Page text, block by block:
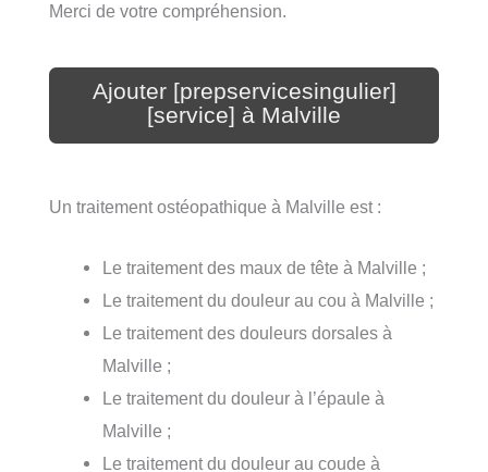
Merci de votre compréhension.
Ajouter [prepservicesingulier]
[service] à Malville
Un traitement ostéopathique à Malville est :
Le traitement des maux de tête à Malville ;
Le traitement du douleur au cou à Malville ;
Le traitement des douleurs dorsales à
Malville ;
Le traitement du douleur à l’épaule à
Malville ;
Le traitement du douleur au coude à